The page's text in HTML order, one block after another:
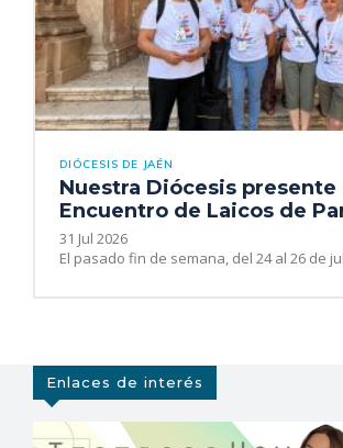
DIÓCESIS DE JAÉN
Nuestra Diócesis presente
Encuentro de Laicos de
31 Jul 2026
El pasado fin de semana, del 24 al 26 de
Enlaces de interés